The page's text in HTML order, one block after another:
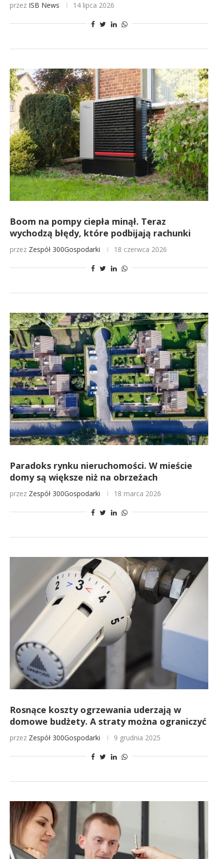
przez ISB News 14 lipca 2026
Boom na pompy ciepła minął. Teraz
wychodzą błędy, które podbijają rachunki
przez Zespół 300Gospodarki 18 czerwca 2026
Paradoks rynku nieruchomości. W mieście
domy są większe niż na obrzeżach
przez Zespół 300Gospodarki 18 marca 2026
Rosnące koszty ogrzewania uderzają w
domowe budżety. A straty można ograniczyć
przez Zespół 300Gospodarki 9 grudnia 2025